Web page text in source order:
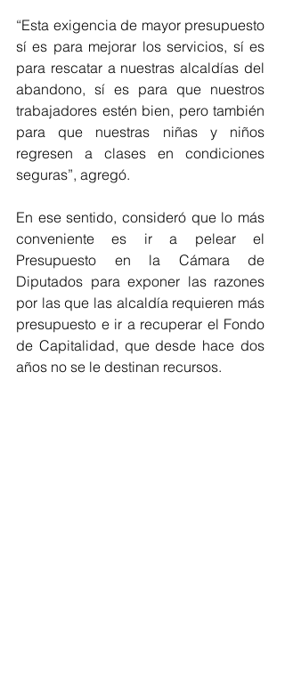
“Esta exigencia de mayor presupuesto
sí es para mejorar los servicios, sí es
para rescatar a nuestras alcaldías del
abandono, sí es para que nuestros
trabajadores estén bien, pero también
para que nuestras niñas y niños
regresen a clases en condiciones
seguras”, agregó.
En ese sentido, consideró que lo más
conveniente es ir a pelear el
Presupuesto en la Cámara de
Diputados para exponer las razones
por las que las alcaldía requieren más
presupuesto e ir a recuperar el Fondo
de Capitalidad, que desde hace dos
años no se le destinan recursos.